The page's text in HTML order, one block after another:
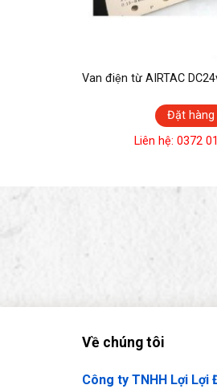
Đặt hàng
Liên hệ: 0372
Về chúng tôi
Công ty TNHH Lợi Lợi